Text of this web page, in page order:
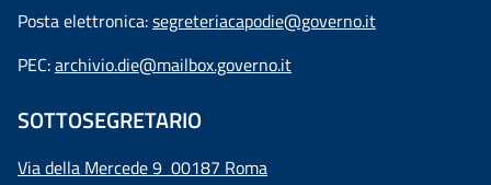
Posta elettronica:segreteriacapodie@governo.it
PEC:archivio.die@mailbox.governo.it
SOTTOSEGRETARIO
Via della Mercede 9 00187 Roma